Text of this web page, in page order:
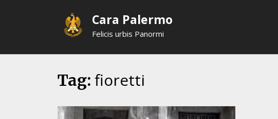
Cara Palermo
Felicis urbis Panormi
Tag: fioretti